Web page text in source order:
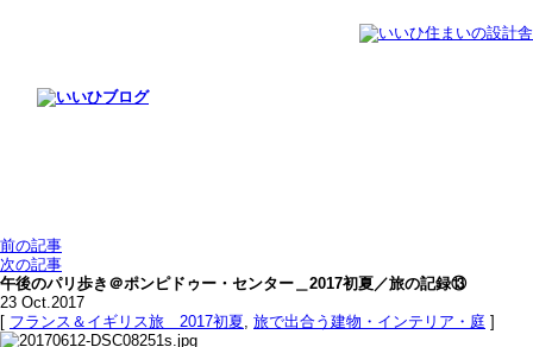
前の記事
次の記事
午後のパリ歩き＠ポンピドゥー・センター＿2017初夏／旅の記録⑬
23 Oct.2017
[ フランス＆イギリス旅＿2017初夏, 旅で出合う建物・インテリア・庭 ]